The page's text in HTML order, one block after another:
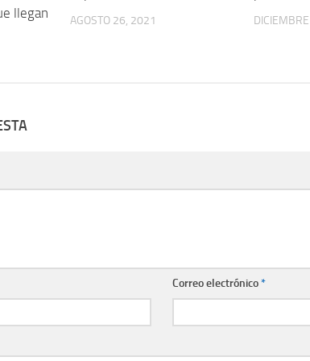
llegan
AGOSTO 26, 2021
Correo electrónico*